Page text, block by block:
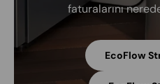
faturalarını
EcoFlow